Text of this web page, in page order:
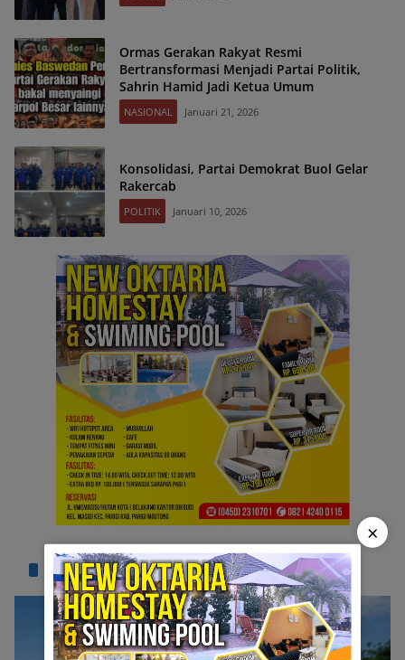
Ormas Gerakan Rakyat Resmi
Bertransformasi Menjadi Partai Politik,
NASIONAL Januari 21, 2026
Konsolidasi, Partai Demokrat Buol Gelar
Rakercab
POLITIK Januari 10, 2026
TERPOPULER
×